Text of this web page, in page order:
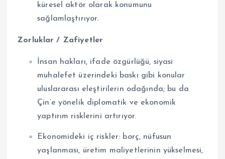
küresel aktör olarak konumunu
sağlamlaştırıyor.
Zorluklar / Zafiyetler
İnsan hakları, ifade özgürlüğü, siyasi
muhalefet üzerindeki baskı gibi konular
uluslararası eleştirilerin odağında; bu da
Çin’e yönelik diplomatik ve ekonomik
yaptırım risklerini artırıyor.
Ekonomideki iç riskler: borç, nüfusun
yaşlanması, üretim maliyetlerinin yükselmesi,